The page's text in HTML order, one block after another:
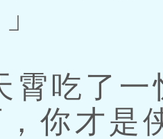
吃了一
你才是